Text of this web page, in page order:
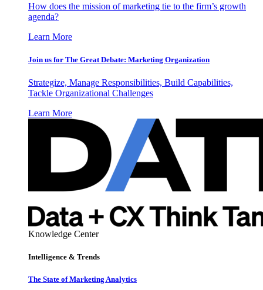
How does the mission of marketing tie to the firm’s growth
agenda?
Learn More
Join us for The Great Debate: Marketing Organization
Strategize, Manage Responsibilities, Build Capabilities,
Tackle Organizational Challenges
Learn More
Knowledge Center
Intelligence & Trends
The State of Marketing Analytics